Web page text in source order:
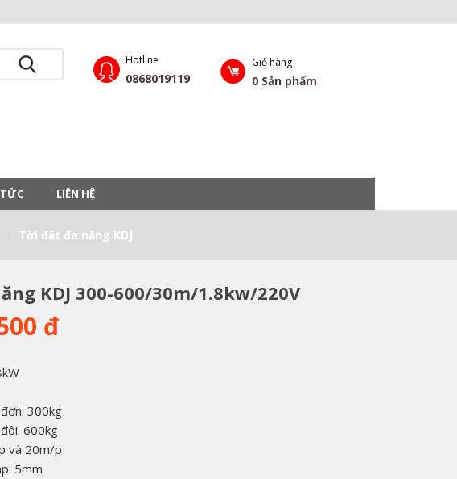
Hotline
0868019119
Giỏ hàng
0 Sản phẩm
LIÊN HỆ
Tời đất đa năng KDJ
KDJ 300-600/30m/1.8kw/220V
đ
300kg
600kg
và 20m/p
5mm